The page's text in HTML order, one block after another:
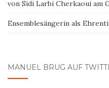
von Sidi Larbi Cherkaoui am
Ensemblesängerin als
MANUEL BRUG AUF